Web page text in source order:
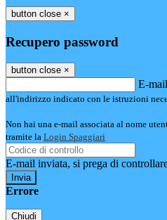
button close ×
Recupero password
button close ×
E-mail
all'indirizzo indicato con le istruzioni
Non hai una e-mail associata al nome
tramite la Login Spaggiari
E-mail inviata, si prega di
Errore
Chiudi